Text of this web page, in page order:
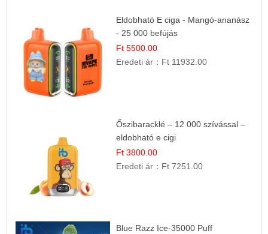
Eldobható E ciga - Mangó-ananász
- 25 000 befújás
Ft 5500.00
Eredeti ár： Ft 11932.00
Őszibaracklé – 12 000 szívással –
eldobható e cigi
Ft 3800.00
Eredeti ár： Ft 7251.00
Blue Razz Ice-35000 Puff